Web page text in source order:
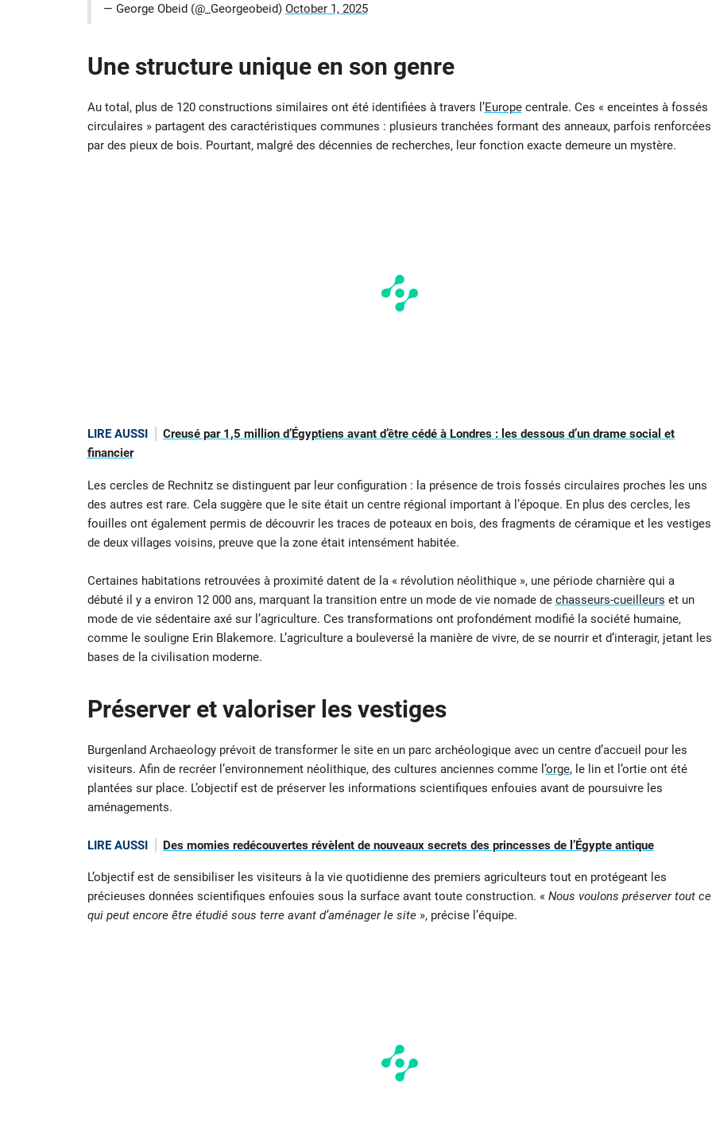
— George Obeid (@_Georgeobeid) October 1, 2025
Une structure unique en son genre
Au total, plus de 120 constructions similaires ont été identifiées à travers l’Europecentrale. Ces « enceintes à fossés
circulaires » partagent des caractéristiques communes : plusieurs tranchées formant des anneaux, parfois renforcées
par des pieux de bois. Pourtant, malgré des décennies de recherches, leur fonction exacte demeure un mystère.
LIRE AUSSI
Creusé par 1,5 million d’Égyptiens avant d’être cédé à Londres : les dessous d’un drame social et
financier
Les cercles de Rechnitz se distinguent par leur configuration : la présence de trois fossés circulaires proches les uns
des autres est rare. Cela suggère que le site était un centre régional important à l’époque. En plus des cercles, les
fouilles ont également permis de découvrir les traces de poteaux en bois, des fragments de céramique et les vestiges
de deux villages voisins, preuve que la zone était intensément habitée.
Certaines habitations retrouvées à proximité datent de la « révolution néolithique », une période charnière qui a
débuté il y a environ 12 000 ans, marquant la transition entre un mode de vie nomade de chasseurs-cueilleurs et un
mode de vie sédentaire axé sur l’agriculture. Ces transformations ont profondément modifié la société humaine,
comme le souligne Erin Blakemore. L’agriculture a bouleversé la manière de vivre, de se nourrir et d’interagir, jetant les
bases de la civilisation moderne.
Préserver et valoriser les vestiges
Burgenland Archaeology prévoit de transformer le site en un parc archéologique avec un centre d’accueil pour les
visiteurs. Afin de recréer l’environnement néolithique, des cultures anciennes comme l’orge, le lin et l’ortie ont été
plantées sur place. L’objectif est de préserver les informations scientifiques enfouies avant de poursuivre les
aménagements.
LIRE AUSSI Des momies redécouvertes révèlent de nouveaux secrets des princesses de l’Égypte antique
L’objectif est de sensibiliser les visiteurs à la vie quotidienne des premiers agriculteurs tout en protégeant les
précieuses données scientifiques enfouies sous la surface avant toute construction. « Nous voulons préserver tout ce
qui peut encore être étudié sous terre avant d’aménager le site», précise l’équipe.